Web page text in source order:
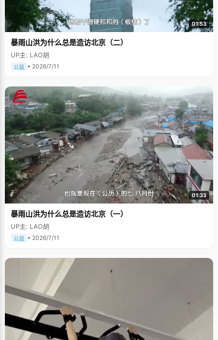
01:53
暴雨山洪为什么总是造访北京（二）
UP主: LAO胡
公益 • 2026/7/11
01:33
暴雨山洪为什么总是造访北京（一）
UP主: LAO胡
公益 • 2026/7/11